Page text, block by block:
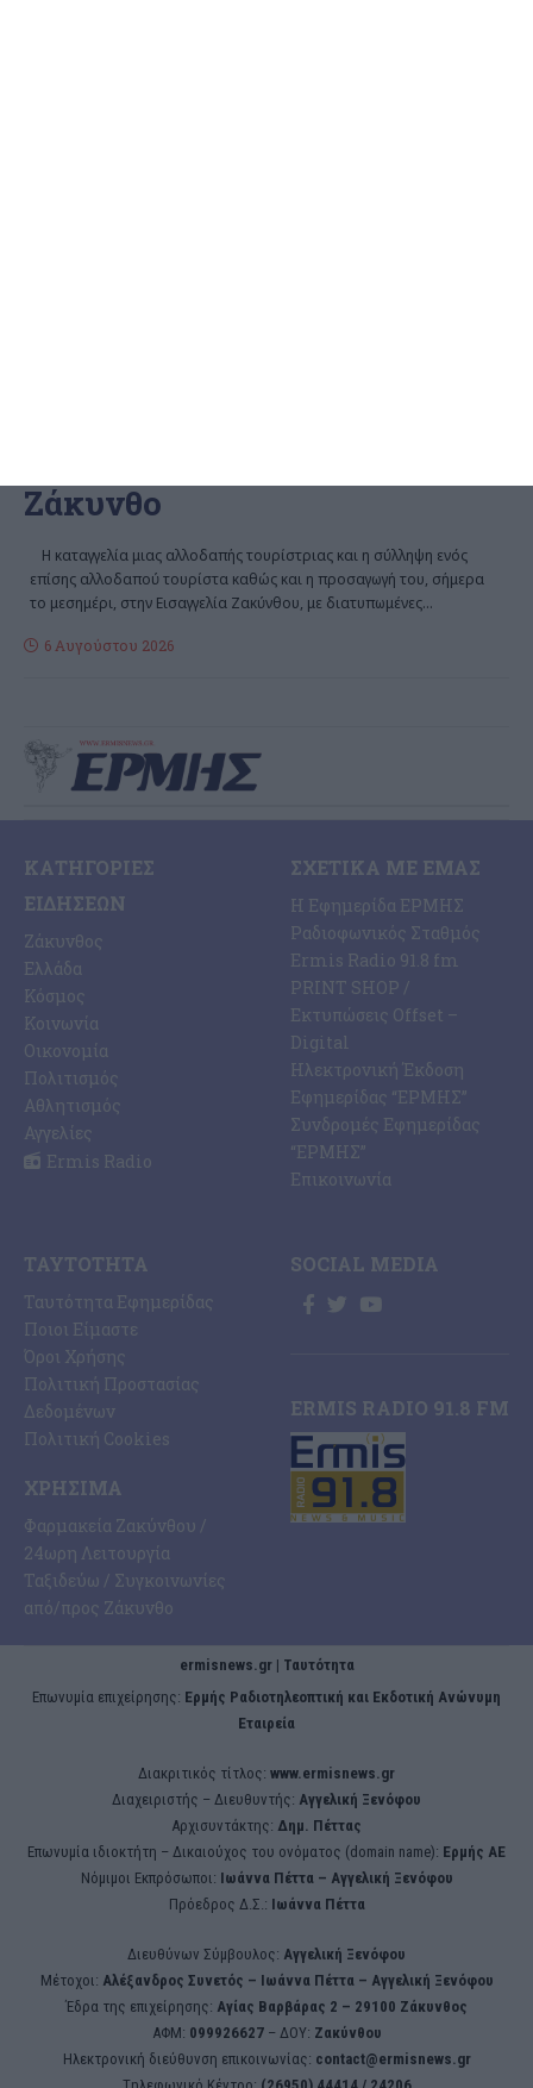
Ζάκυνθο
Η καταγγελία μιας αλλοδαπής τουρίστριας και η σύλληψη ενός
επίσης αλλοδαπού τουρίστα καθώς και η προσαγωγή του, σήμερα
το μεσημέρι, στην Εισαγγελία Ζακύνθου, με διατυπωμένες…
6 Αυγούστου 2026
ΚΑΤΗΓΟΡΊΕΣ
ΕΙΔΉΣΕΩΝ
Ζάκυνθος
Ελλάδα
Κόσμος
Κοινωνία
Οικονομία
Πολιτισμός
Αθλητισμός
Αγγελίες
Ermis Radio
ΣΧΕΤΙΚΆ ΜΕ ΕΜΆΣ
Η Εφημερίδα ΕΡΜΗΣ
Ραδιοφωνικός Σταθμός
Ermis Radio 91.8 fm
PRINT SHOP /
Εκτυπώσεις Offset –
Digital
Ηλεκτρονική Έκδοση
Εφημερίδας “ΕΡΜΗΣ”
Συνδρομές Εφημερίδας
“ΕΡΜΗΣ”
Επικοινωνία
ΤΑΥΤΌΤΗΤΑ
Ταυτότητα Εφημερίδας
Ποιοι Είμαστε
Όροι Χρήσης
Πολιτική Προστασίας
Δεδομένων
Πολιτική Cookies
ΧΡΉΣΙΜΑ
Φαρμακεία Ζακύνθου /
24ωρη Λειτουργία
Ταξιδεύω / Συγκοινωνίες
από/προς Ζάκυνθο
SOCIAL MEDIA
ERMIS RADIO 91.8 FM
ermisnews.gr | Ταυτότητα
Eπωνυμία επιχείρησης: Ερμής Ραδιοτηλεοπτική και Εκδοτική Ανώνυμη
Εταιρεία
Διακριτικός τίτλος: www.ermisnews.gr
Διαχειριστής – Διευθυντής: Αγγελική Ξενόφου
Αρχισυντάκτης: Δημ. Πέττας
Επωνυμία ιδιοκτήτη – Δικαιούχος του ονόματος (domain name): Ερμής ΑΕ
Νόμιμοι Εκπρόσωποι: Iωάννα Πέττα – Αγγελική Ξενόφου
Πρόεδρος Δ.Σ.: Iωάννα Πέττα
Διευθύνων Σύμβουλος: Αγγελική Ξενόφου
Μέτοχοι: Αλέξανδρος Συνετός – Iωάννα Πέττα – Αγγελική Ξενόφου
Έδρα της επιχείρησης: Aγίας Βαρβάρας 2 – 29100 Ζάκυνθος
ΑΦΜ: 099926627– ΔΟΥ: Ζακύνθου
Ηλεκτρονική διεύθυνση επικοινωνίας: contact@ermisnews.gr